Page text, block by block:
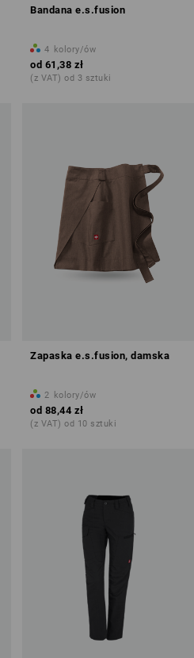
Bandana e.s.fusion
4 kolory/ów
od 61,38 zł
(z VAT) od 3 sztuki
Zapaska e.s.fusion, damska
2 kolory/ów
od 88,44 zł
(z VAT) od 10 sztuki